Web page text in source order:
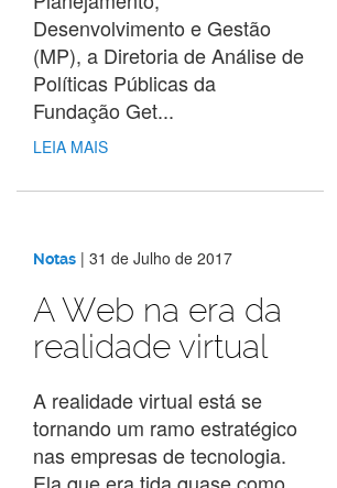
Desenvolvimento e Gestão
(MP), a Diretoria de Análise de
Políticas Públicas da
Fundação Get...
LEIA MAIS
Notas | 31 de Julho de 2017
A Web na era da
realidade virtual
A realidade virtual está se
tornando um ramo estratégico
nas empresas de tecnologia.